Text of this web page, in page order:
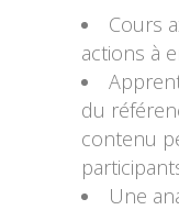
Cours
actions à
du
contenu
Une